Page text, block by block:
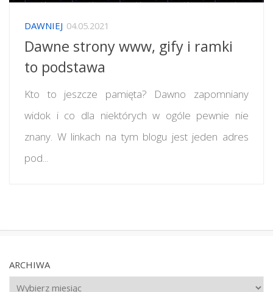
DAWNIEJ 04.05.2021
Dawne strony www, gify i ramki
to podstawa
Kto to jeszcze pamięta? Dawno zapomniany
widok i co dla niektórych w ogóle pewnie nie
znany. W linkach na tym blogu jest jeden adres
pod...
ARCHIWA
Archiwa